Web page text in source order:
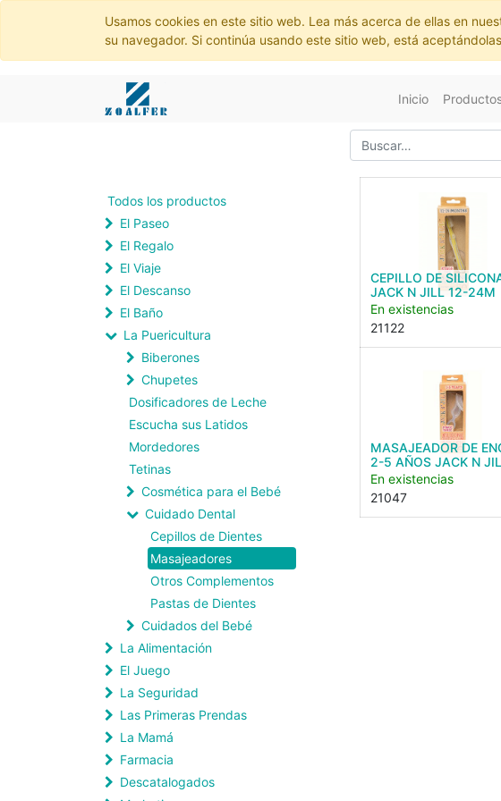
Usamos cookies en este sitio web. Lea más acerca de ellas en
su navegador. Si continúa usando este sitio web, está
Inicio
Todos los productos
El Paseo
El Regalo
El Viaje
El Descanso
El Baño
La Puericultura
Biberones
Chupetes
Dosificadores de Leche
Escucha sus Latidos
Mordedores
Tetinas
Cosmética para el Bebé
Cuidado Dental
Cepillos de Dientes
Masajeadores
Otros Complementos
Pastas de Dientes
Cuidados del Bebé
La Alimentación
El Juego
La Seguridad
Las Primeras Prendas
La Mamá
Farmacia
Descatalogados
CEPILLO DE
JACK N JILL 12-24M
En existencias
21122
MASAJEADOR DE
2-5 AÑOS JACK N
En existencias
21047